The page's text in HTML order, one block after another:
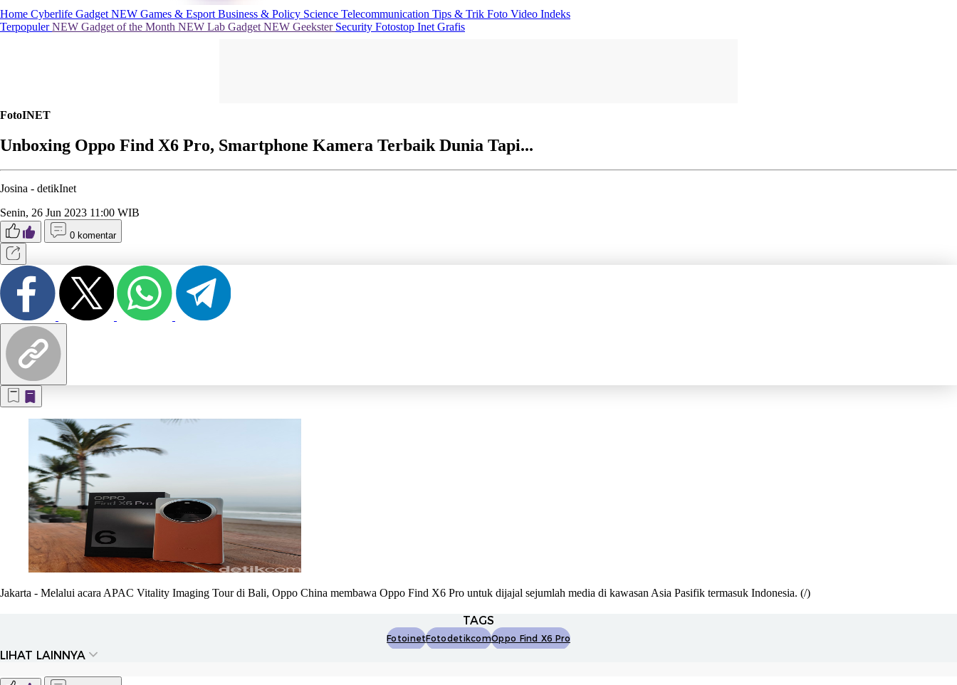
Home Cyberlife Gadget NEW Games & Esport Business & Policy Science Telecommunication Tips & Trik Foto Video Indeks
TerpopulerNEW Gadget of the Month NEW Lab Gadget NEW Geekster Security Fotostop Inet Grafis
FotoINET
Unboxing Oppo Find X6 Pro, Smartphone Kamera Terbaik Dunia Tapi...
Josina - detikInet
Senin, 26 Jun 2023 11:00 WIB
0 komentar
Jakarta - Melalui acara APAC Vitality Imaging Tour di Bali, Oppo China membawa Oppo Find X6 Pro untuk dijajal sejumlah media di kawasan Asia Pasifik termasuk Indonesia. (/)
TAGS
FotoinetFotodetikcomOppo Find X6 Pro
LIHAT LAINNYA